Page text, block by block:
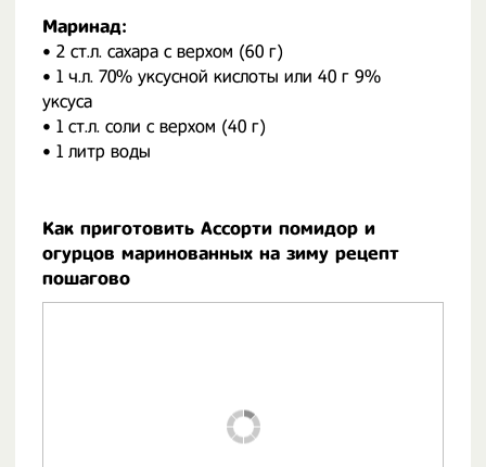
Маринад:
• 2 ст.л. сахара с верхом (60 г)
• 1 ч.л. 70% уксусной кислоты или 40 г 9%
уксуса
• 1 ст.л. соли с верхом (40 г)
• 1 литр воды
Как приготовить Ассорти помидор и
огурцов маринованных на зиму рецепт
пошагово